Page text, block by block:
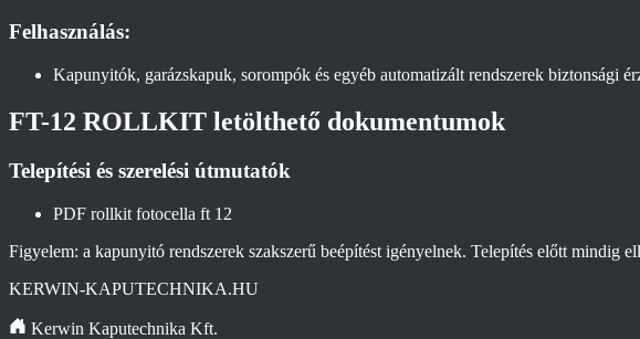
Felhasználás:
Kapunyitók, garázskapuk, sorompók és egyéb automatizált rendszerek biztonsági
FT-12 ROLLKIT letölthető dokumentumok
Telepítési és szerelési útmutatók
PDF rollkit fotocella ft 12
Figyelem: a kapunyitó rendszerek szakszerű beépítést igényelnek. Telepítés előtt mindig
KERWIN-KAPUTECHNIKA.HU
Kerwin Kaputechnika Kft.